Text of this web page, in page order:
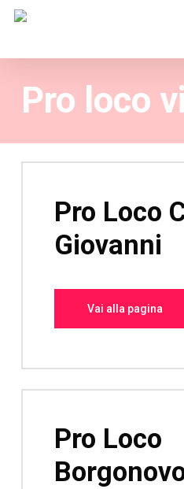
Skip
main
contentPro loco
Pro Loco
Giovanni
Vai alla pagina
Pro Loco